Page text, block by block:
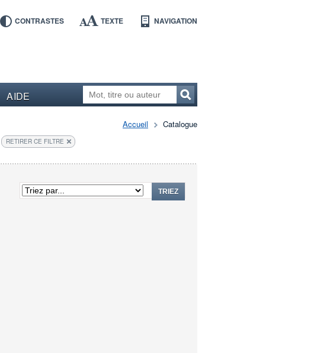
CONTRASTES TEXTE NAVIGATION
AIDE
Accueil Catalogue
RETIRER CE FILTRE
TRIEZ